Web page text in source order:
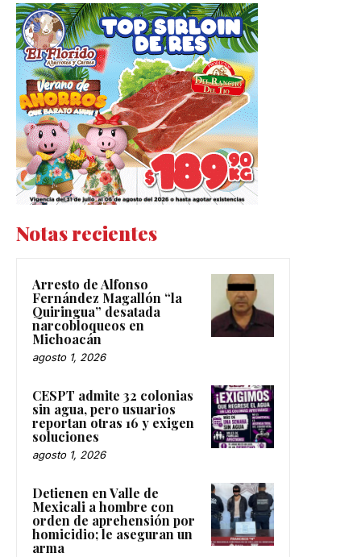
Notas recientes
Arresto de Alfonso
Fernández Magallón “la
Quiringua” desatada
narcobloqueos en
Michoacán
agosto 1, 2026
CESPT admite 32 colonias
sin agua, pero usuarios
reportan otras 16 y exigen
soluciones
agosto 1, 2026
Detienen en Valle de
Mexicali a hombre con
orden de aprehensión por
homicidio; le aseguran un
arma